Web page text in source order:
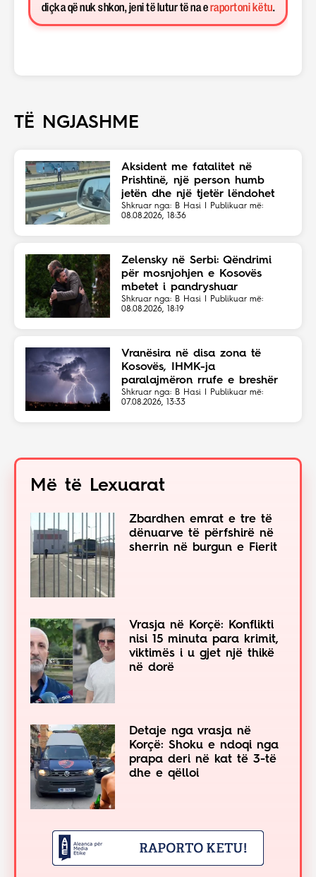
diçka që nuk shkon, jeni të lutur të na e raportoni këtu.
TË NGJASHME
Aksident me fatalitet në
Prishtinë, një person humb
jetën dhe një tjetër lëndohet
Shkruar nga: B Hasi | Publikuar më:
08.08.2026, 18:36
Zelensky në Serbi: Qëndrimi
për mosnjohjen e Kosovës
mbetet i pandryshuar
Shkruar nga: B Hasi | Publikuar më:
08.08.2026, 18:19
Vranësira në disa zona të
Kosovës, IHMK-ja
paralajmëron rrufe e breshër
Shkruar nga: B Hasi | Publikuar më:
07.08.2026, 13:33
Më të Lexuarat
Zbardhen emrat e tre të
dënuarve të përfshirë në
sherrin në burgun e Fierit
Vrasja në Korçë: Konflikti
nisi 15 minuta para krimit,
viktimës i u gjet një thikë
në dorë
Detaje nga vrasja në
Korçë: Shoku e ndoqi nga
prapa deri në kat të 3-të
dhe e qëlloi